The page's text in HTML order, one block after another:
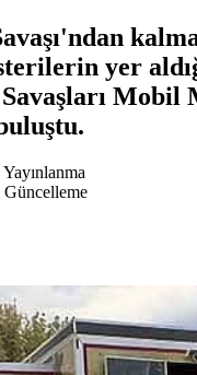
yer
Mobil
Yayınlanma
Güncelleme